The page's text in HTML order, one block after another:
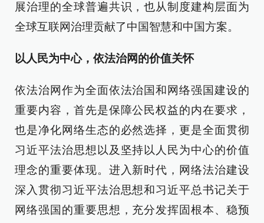
展治理的全球普遍共识，也从制度建构层面为
全球互联网治理贡献了中国智慧和中国方案。
以人民为中心，依法治网的价值关怀
依法治网作为全面依法治国和网络强国建设的
重要内容，首先是保障公民权益的内在要求，
也是净化网络生态的必然选择，更是全面贯彻
习近平法治思想以及坚持以人民为中心的价值
理念的重要体现。进入新时代，网络法治建设
深入贯彻习近平法治思想和习近平总书记关于
网络强国的重要思想，充分发挥固根本、稳预